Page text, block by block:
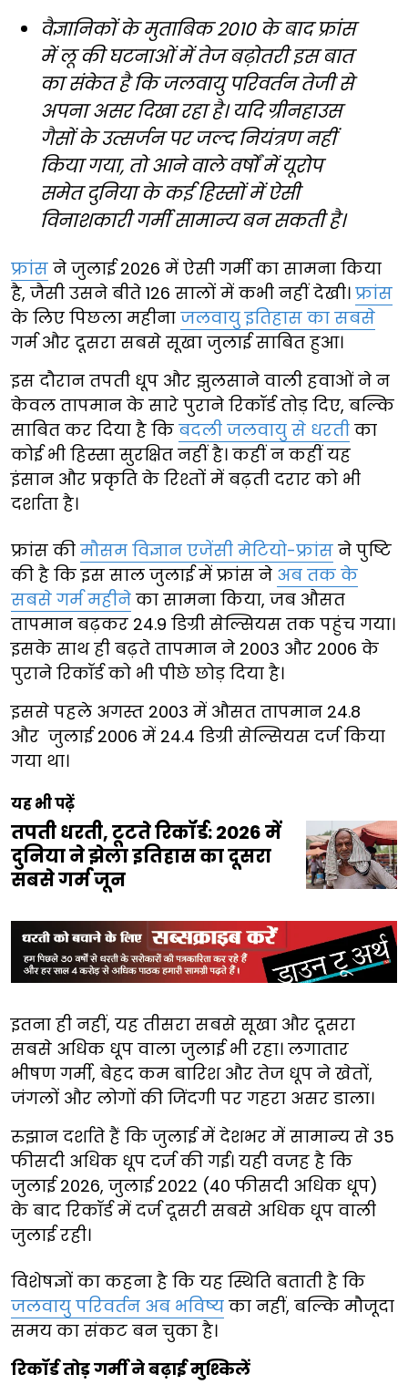
वैज्ञानिकों के मुताबिक 2010 के बाद फ्रांस
में लू की घटनाओं में तेज बढ़ोतरी इस बात
का संकेत है कि जलवायु परिवर्तन तेजी से
अपना असर दिखा रहा है। यदि ग्रीनहाउस
गैसों के उत्सर्जन पर जल्द नियंत्रण नहीं
किया गया, तो आने वाले वर्षों में यूरोप
समेत दुनिया के कई हिस्सों में ऐसी
विनाशकारी गर्मी सामान्य बन सकती है।
फ्रांस ने जुलाई 2026 में ऐसी गर्मी का सामना किया
है, जैसी उसने बीते 126 सालों में कभी नहीं देखी। फ्रांस
के लिए पिछला महीना जलवायु इतिहास का सबसे
गर्म और दूसरा सबसे सूखा जुलाई साबित हुआ।
इस दौरान तपती धूप और झुलसाने वाली हवाओं ने न
केवल तापमान के सारे पुराने रिकॉर्ड तोड़ दिए, बल्कि
साबित कर दिया है कि बदली जलवायु से धरती का
कोई भी हिस्सा सुरक्षित नहीं है। कहीं न कहीं यह
इंसान और प्रकृति के रिश्तों में बढ़ती दरार को भी
दर्शाता है।
फ्रांस की मौसम विज्ञान एजेंसी मेटियो-फ्रांस ने पुष्टि
की है कि इस साल जुलाई में फ्रांस ने अब तक के
सबसे गर्म महीने का सामना किया, जब औसत
तापमान बढ़कर 24.9 डिग्री सेल्सियस तक पहुंच गया।
इसके साथ ही बढ़ते तापमान ने 2003 और 2006 के
पुराने रिकॉर्ड को भी पीछे छोड़ दिया है।
इससे पहले अगस्त 2003 में औसत तापमान 24.8
और जुलाई 2006 में 24.4 डिग्री सेल्सियस दर्ज किया
गया था।
यह भी पढ़ें
तपती धरती, टूटते रिकॉर्ड: 2026 में
दुनिया ने झेला इतिहास का दूसरा
सबसे गर्म जून
इतना ही नहीं, यह तीसरा सबसे सूखा और दूसरा
सबसे अधिक धूप वाला जुलाई भी रहा। लगातार
भीषण गर्मी, बेहद कम बारिश और तेज धूप ने खेतों,
जंगलों और लोगों की जिंदगी पर गहरा असर डाला।
रुझान दर्शाते हैं कि जुलाई में देशभर में सामान्य से 35
फीसदी अधिक धूप दर्ज की गई। यही वजह है कि
जुलाई 2026, जुलाई 2022 (40 फीसदी अधिक धूप)
के बाद रिकॉर्ड में दर्ज दूसरी सबसे अधिक धूप वाली
जुलाई रही।
विशेषज्ञों का कहना है कि यह स्थिति बताती है कि
जलवायु परिवर्तन अब भविष्य का नहीं, बल्कि मौजूदा
समय का संकट बन चुका है।
रिकॉर्ड तोड़ गर्मी ने बढ़ाई मुश्किलें